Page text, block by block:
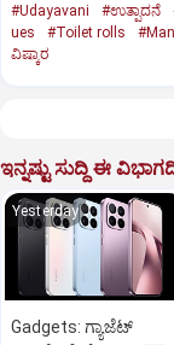
#Udayavani #ಉತ್ಪಾದನೆ
ues
#Toilet rolls
ವಿಷ್ಕಾರ
ಇನ್ನಷ್ಟು ಸುದ್ದಿ ಈ
Yesterday
Gadgets: ಗ್ಯಾಜೆಟ್